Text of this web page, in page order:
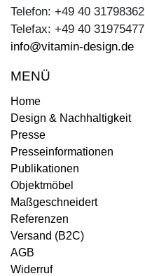
Telefon: +49 40 31798362
Telefax: +49 40 31975477
info@vitamin-design.de
MENÜ
Home
Design & Nachhaltigkeit
Presse
Presseinformationen
Publikationen
Objektmöbel
Maßgeschneidert
Referenzen
Versand (B2C)
AGB
Widerruf